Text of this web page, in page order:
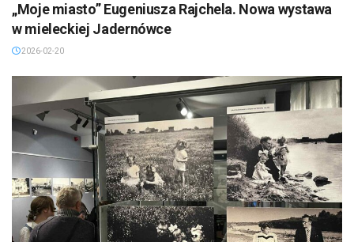
„Moje miasto” Eugeniusza Rajchela. Nowa wystawa
w mieleckiej Jadernówce
2026-02-20